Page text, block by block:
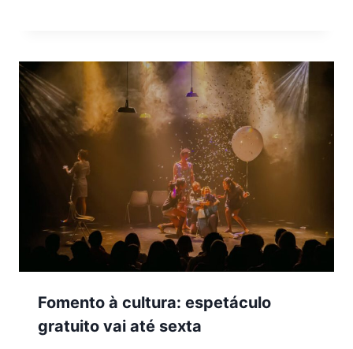
Fomento à cultura: espetáculo
gratuito vai até sexta